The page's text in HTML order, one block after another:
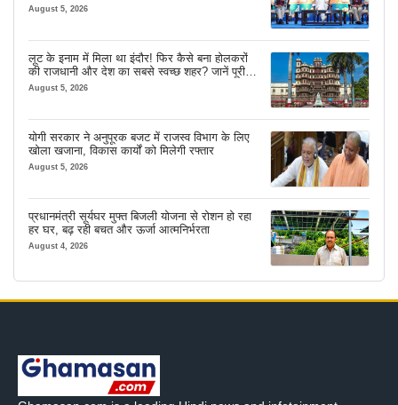
August 5, 2026
लूट के इनाम में मिला था इंदौर! फिर कैसे बना होलकरों
की राजधानी और देश का सबसे स्वच्छ शहर? जानें पूरी
कहानी
August 5, 2026
योगी सरकार ने अनुपूरक बजट में राजस्व विभाग के लिए
खोला खजाना, विकास कार्यों को मिलेगी रफ्तार
August 5, 2026
प्रधानमंत्री सूर्यघर मुफ्त बिजली योजना से रोशन हो रहा
हर घर, बढ़ रही बचत और ऊर्जा आत्मनिर्भरता
August 4, 2026